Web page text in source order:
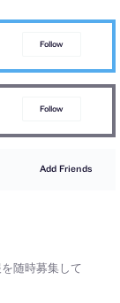
Follow
Follow
Add Friends
随時募集して